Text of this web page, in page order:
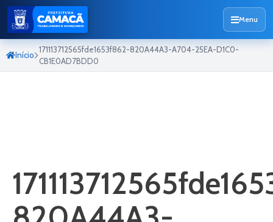
Menu
Início
171113712565fde1653f862-820A44A3-A704-25EA-D1C0-
CB1E0AD7BDD0